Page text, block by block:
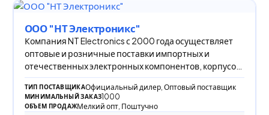
ООО "НТ Электроникс"
Компания NT Electronics с 2000 года осуществляет
оптовые и розничные поставки импортных и
отечественных электронных компонентов, корпусов
и
ТИП ПОСТАВЩИКАОфициальный дилер, Оптовый поставщик
МИНИМАЛЬНЫЙ ЗАКАЗ1000
ОБЪЕМ ПРОДАЖМелкий опт, Поштучно